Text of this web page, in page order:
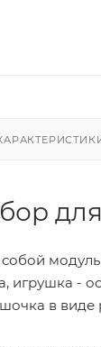
игрушка -
в